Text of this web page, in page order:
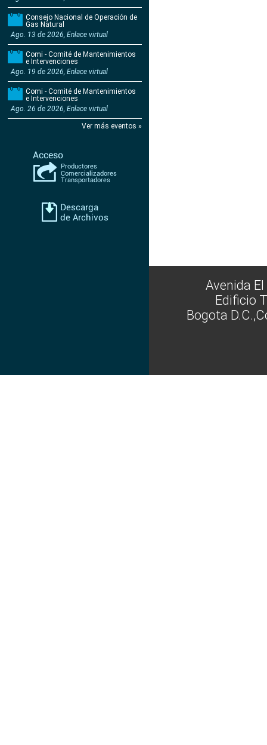
Consejo Nacional de Operación de
Gas Natural
Ago. 13 de 2026, Enlace virtual
Comi - Comité de Mantenimientos
e Intervenciones
Ago. 19 de 2026, Enlace virtual
Comi - Comité de Mantenimientos
e Intervenciones
Ago. 26 de 2026, Enlace virtual
Ver más eventos »
Avenida
Edificio
Bogota